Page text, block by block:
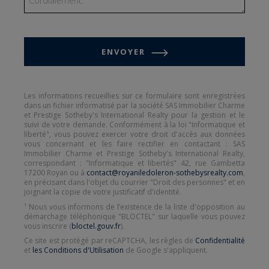
ENVOYER
Les informations recueillies sur ce formulaire sont enregistrées
dans un fichier informatisé par la société SAS Immobilier Charme
et Prestige Sotheby's International Realty pour la gestion et le
suivi de votre demande. Conformément à la loi "Informatique et
liberté", vous pouvez exercer votre droit d'accès aux données
vous concernant et les faire rectifier en contactant : SAS
Immobilier Charme et Prestige Sotheby's International Realty,
correspondant : "Informatique et libertés" 42, rue Gambetta
17200 Royan ou à contact@royaniledoleron-sothebysrealty.com,
en précisant dans l'objet du courrier "Droit des personnes" et en
joignant la copie de votre justificatif d'identité.
¹ Nous vous informons de l’existence de la liste d'opposition au
démarchage téléphonique "BLOCTEL" sur laquelle vous pouvez
vous inscrire (bloctel.gouv.fr).
Ce site est protégé par reCAPTCHA, les règles de Confidentialité
et les Conditions d'Utilisation de Google s'appliquent.